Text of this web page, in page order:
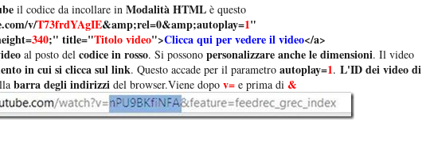
il codice da incollare in Modalità HTML è questo
v/T73frdYAgIE&amp;rel=0&amp;autoplay=1"
340;" title="Titolo video">Clicca qui per vedere il video</a>
al posto del codice in rosso. Si possono personalizzare anche le dimensioni. Il video
in cui si clicca sul link. Questo accade per il parametro autoplay=1. L'ID dei video di
barra degli indirizzi del browser.Viene dopo v= e prima di &